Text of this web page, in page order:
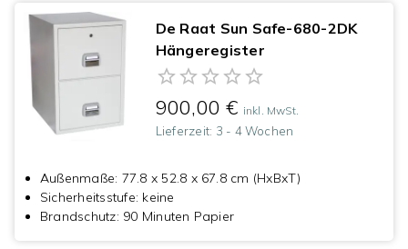
De Raat Sun Safe-680-2DK
Hängeregister
900,00 € inkl. MwSt.
Lieferzeit: 3 - 4 Wochen
Außenmaße: 77.8 x 52.8 x 67.8 cm (HxBxT)
Sicherheitsstufe: keine
Brandschutz: 90 Minuten Papier